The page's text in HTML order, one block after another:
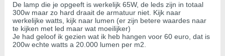
De lamp die je opgeeft is werkelijk 65W, de leds zijn in totaal
300w maar zo hard draait de armatuur niet. Kijk naar
werkelijke watts, kijk naar lumen (er zijn betere waardes naar
te kijken met led maar wat moeilijker)
Je had geloof ik gezien wat ik heb hangen voor 60 euro, dat is
200w echte watts a 20.000 lumen per m2.